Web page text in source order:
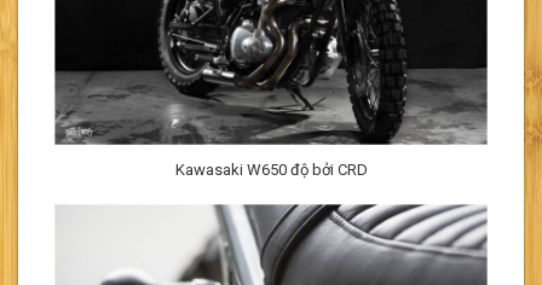
Kawasaki W650 độ bởi CRD